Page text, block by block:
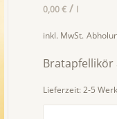
0,00€ / l
inkl. MwSt.
Lieferzeit:2-5